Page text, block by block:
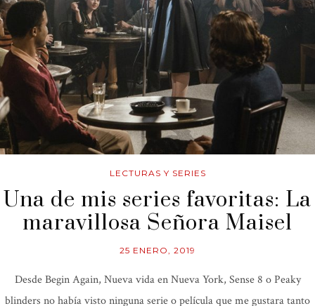
LECTURAS Y SERIES
Una de mis series favoritas: La
maravillosa Señora Maisel
25 ENERO, 2019
Desde Begin Again, Nueva vida en Nueva York, Sense 8 o Peaky
blinders no había visto ninguna serie o película que me gustara tanto